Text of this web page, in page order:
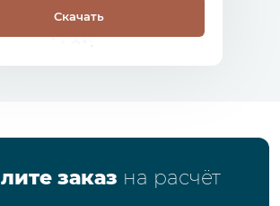
Скачать
заказ на расчёт